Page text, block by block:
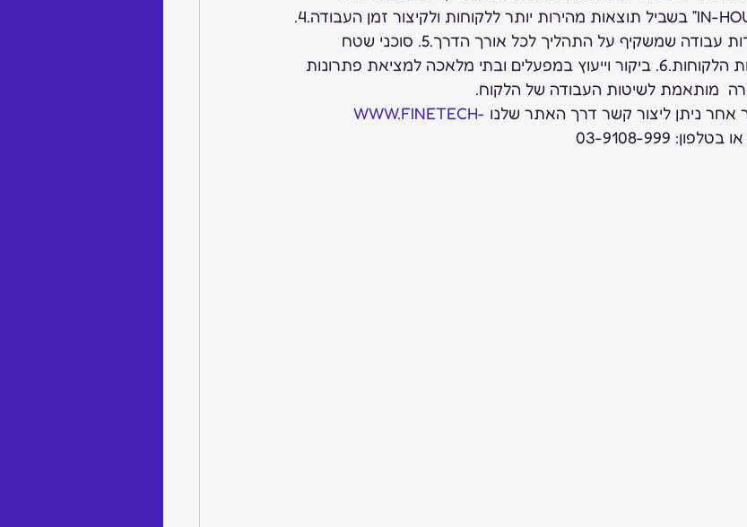
הפעלת מעבדה מטלורגית “IN-HOUSE” בשביל תוצאות מהירות יותר ללקוחות ולקיצור זמן העבודה.4.
חדר VIP ממוזג מעוצב עם עמדות עבודה שמשקיף על התהליך לכל אורך הדרך.5. סוכני שטח
שמגיעים לכל חלקי הארץ לנוחיות הלקוחות.6. ביקור וייעוץ במפעלים ובתי מלאכה למציאת פתרונות
מותאמת לשיטות העבודה של הלקוח.
אחר ניתן ליצור קשר דרך האתר שלנו WWW.FINETECH-
03-9108-999